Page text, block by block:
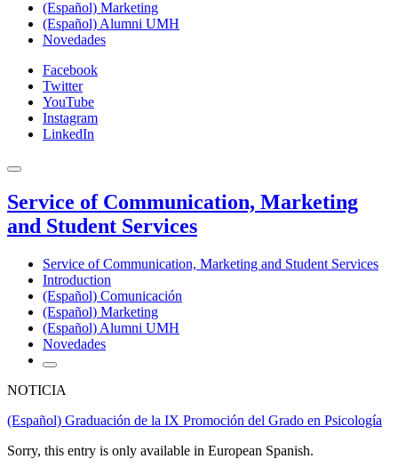
(Español) Marketing
(Español) Alumni UMH
Novedades
Facebook
Twitter
YouTube
Instagram
LinkedIn
Service of Communication, Marketing
and Student Services
Service of Communication, Marketing and Student Services
Introduction
(Español) Comunicación
(Español) Marketing
(Español) Alumni UMH
Novedades
NOTICIA
(Español) Graduación de la IX Promoción del Grado en Psicología
Sorry, this entry is only available in European Spanish.